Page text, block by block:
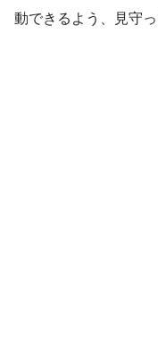
動できるよう、見守